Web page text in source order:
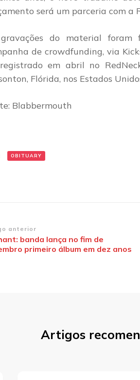
será um parceria com a
do material foram
de crowdfunding, via
em abril no
Flórida, nos Estados
Blabbermouth
OBITUARY
anterior
banda lança no fim de
primeiro álbum em dez anos
Artigos